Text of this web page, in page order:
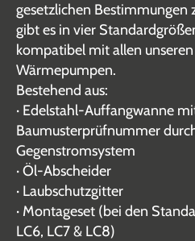
gesetzlichen Bestimmungen
gibt es in vier
kompatibel mit allen
Wärmepumpen.
Bestehend aus:
· Edelstahl-Auffangwanne
Baumusterprüfnummer
Gegenstromsystem
· Öl-Abscheider
· Laubschutzgitter
· Montageset (bei den
LC6, LC7 & LC8)